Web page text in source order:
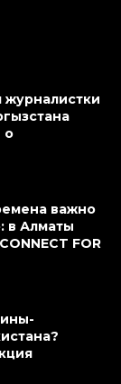
журналистки
о
важно
в Алматы
FOR